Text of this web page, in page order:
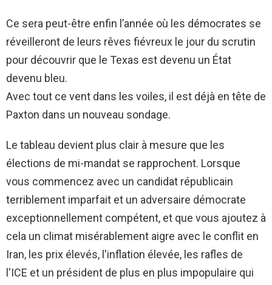
Ce sera peut-être enfin l’année où les démocrates se
réveilleront de leurs rêves fiévreux le jour du scrutin
pour découvrir que le Texas est devenu un État
devenu bleu.
Avec tout ce vent dans les voiles, il est déjà en tête de
Paxton dans un nouveau sondage.
Le tableau devient plus clair à mesure que les
élections de mi-mandat se rapprochent. Lorsque
vous commencez avec un candidat républicain
terriblement imparfait et un adversaire démocrate
exceptionnellement compétent, et que vous ajoutez à
cela un climat misérablement aigre avec le conflit en
Iran, les prix élevés, l'inflation élevée, les rafles de
l'ICE et un président de plus en plus impopulaire qui